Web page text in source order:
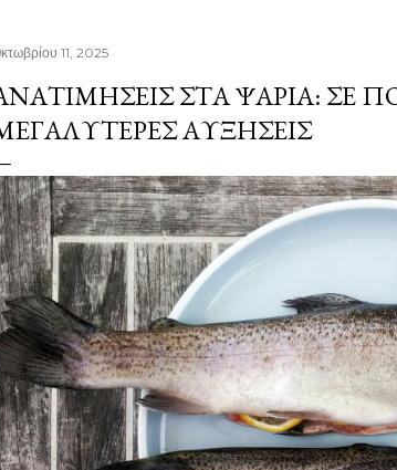
11, 2025
ΣΤΑ ΨΆΡΙΑ: ΣΕ
ΑΥΞΉΣΕΙΣ